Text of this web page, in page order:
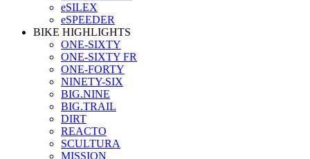
eSILEX
eSPEEDER
BIKE HIGHLIGHTS
ONE-SIXTY
ONE-SIXTY FR
ONE-FORTY
NINETY-SIX
BIG.NINE
BIG.TRAIL
DIRT
REACTO
SCULTURA
MISSION